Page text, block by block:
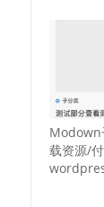
Modown
载资源/